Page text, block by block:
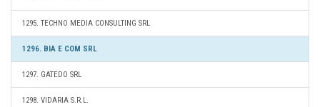
1295. TECHNO MEDIA CONSULTING SRL
1296. BIA E COM SRL
1297. GATEDO SRL
1298. VIDARIA S.R.L.